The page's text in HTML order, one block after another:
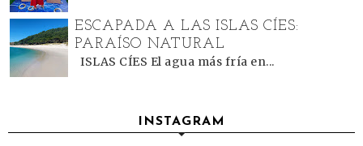
ESCAPADA A LAS ISLAS CÍES:
PARAÍSO NATURAL
ISLAS CÍES El agua más fría en...
INSTAGRAM